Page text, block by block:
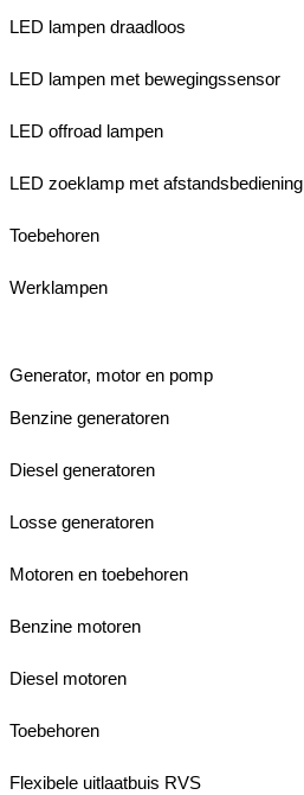
LED lampen draadloos
LED lampen met bewegingssensor
LED offroad lampen
LED zoeklamp met afstandsbediening
Toebehoren
Werklampen
Generator, motor en pomp
Benzine generatoren
Diesel generatoren
Losse generatoren
Motoren en toebehoren
Benzine motoren
Diesel motoren
Toebehoren
Flexibele uitlaatbuis RVS